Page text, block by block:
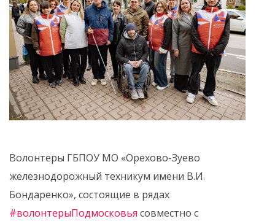
Волонтеры ГБПОУ МО «Орехово-Зуево
железнодорожный техникум имени В.И.
Бондаренко», состоящие в рядах
#волонтерыПодмосковья совместно с